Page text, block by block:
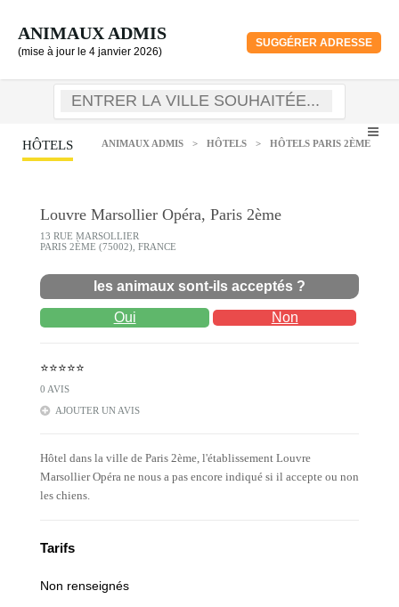
ANIMAUX ADMIS
(mise à jour le 4 janvier 2026)
SUGGÉRER ADRESSE
HÔTELS ANIMAUX ADMIS > HÔTELS > HÔTELS PARIS 2ÈME
Louvre Marsollier Opéra, Paris 2ème
13 RUE MARSOLLIER
PARIS 2ÈME (75002), FRANCE
les animaux sont-ils acceptés ?
Oui Non
⭐⭐⭐⭐⭐
0 AVIS
AJOUTER UN AVIS
Hôtel dans la ville de Paris 2ème, l'établissement Louvre
Marsollier Opéra ne nous a pas encore indiqué si il accepte ou non
les chiens.
Tarifs
Non renseignés